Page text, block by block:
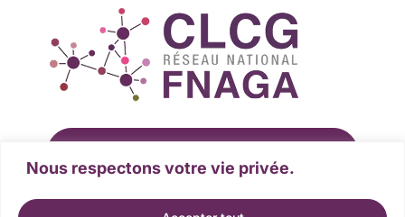
Nous respectons votre vie privée.
Devenir partenaire